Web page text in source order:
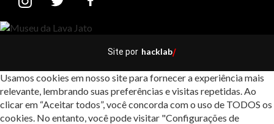
Site por hacklab/
Usamos cookies em nosso site para fornecer a experiência mais
relevante, lembrando suas preferências e visitas repetidas. Ao
clicar em “Aceitar todos”, você concorda com o uso de TODOS os
cookies. No entanto, você pode visitar "Configurações de